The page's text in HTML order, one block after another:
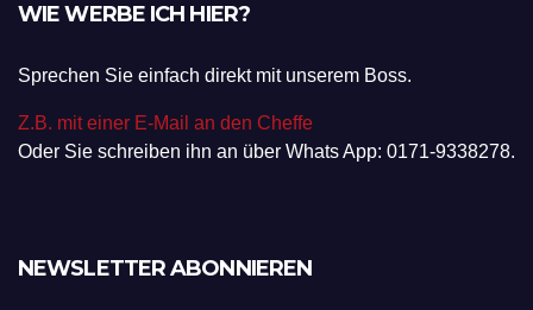
WIE WERBE ICH HIER?
Sprechen Sie einfach direkt mit unserem Boss.
Z.B. mit einer E-Mail an den Cheffe
Oder Sie schreiben ihn an über Whats App: 0171-9338278.
NEWSLETTER ABONNIEREN